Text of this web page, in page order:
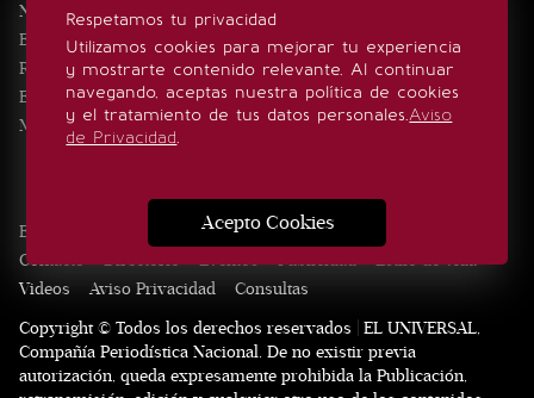
Respetamos tu privacidad
Utilizamos cookies para mejorar tu experiencia
y mostrarte contenido relevante. Al continuar
navegando, aceptas nuestra política de cookies
y el tratamiento de tus datos personales.Aviso
de Privacidad.
Acepto Cookies
Noticias
Eventos
Realeza
Estilo de vida
Minuto x Minuto
SÍGUENOS
Edición Impresa Noticias Quiénes somos
Contacto
Directorio Eventos Publicidad
Estilo de vida
Videos
Aviso Privacidad
Consultas
Copyright © Todos los derechos reservados | EL UNIVERSAL,
Compañía Periodística Nacional. De no existir previa
autorización, queda expresamente prohibida la Publicación,